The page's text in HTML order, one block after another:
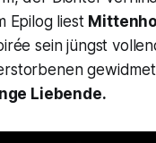
Epilog liest
sein jüngst
Liebende.